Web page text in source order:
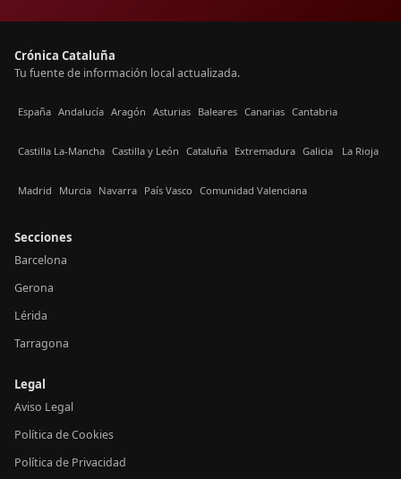
Crónica Cataluña
Tu fuente de información local actualizada.
España Andalucía Aragón Asturias Baleares Canarias Cantabria
Castilla La-Mancha Castilla y León Cataluña Extremadura Galicia La Rioja
Madrid Murcia Navarra País Vasco Comunidad Valenciana
Secciones
Barcelona
Gerona
Lérida
Tarragona
Legal
Aviso Legal
Política de Cookies
Política de Privacidad